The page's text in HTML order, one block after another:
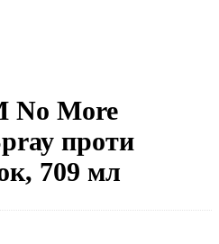
No More
проти
709 мл